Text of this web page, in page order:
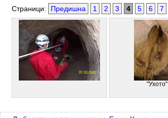
Страници:
Предишна 1 2 3 4 5 6 7
"Ухото"